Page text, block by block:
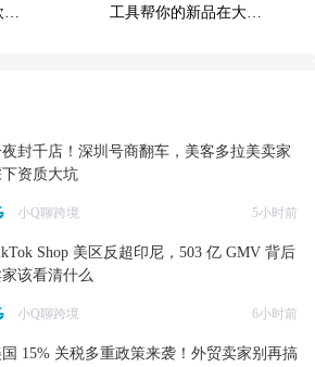
元
工具帮你的新品在大促
封千店！深圳号商翻车，美客多拉美卖家
下资质大坑
小Q聊跨境 5小时前
Shop 美区反超印尼，503 亿 GMV 背后
该看清什么
小Q聊跨境 6小时前
国 15% 关税多重政策来袭！外贸卖家别再搞